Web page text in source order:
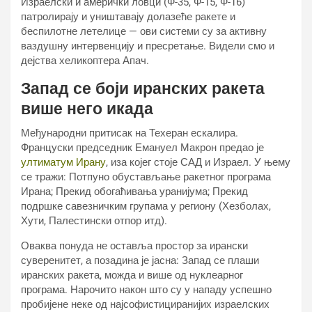
патролирају и уништавају долазеће ракете и
беспилотне летелице — ови системи су за активну
ваздушну интервенцију и пресретање. Видели смо и
дејства хеликоптера Апач.
Запад се боји иранских ракета
више него икада
Међународни притисак на Техеран ескалира.
Француски председник Емануел Макрон предао је
ултиматум Ирану, иза којег стоје САД и Израел. У њему
се тражи: Потпуно обустављање ракетног програма
Ирана; Прекид обогаћивања уранијума; Прекид
подршке савезничким групама у региону (Хезболах,
Хути, Палестински отпор итд).
Оваква понуда не оставља простор за ирански
суверенитет, а позадина је јасна: Запад се плаши
иранских ракета, можда и више од нуклеарног
програма. Нарочито након што су у нападу успешно
пробијене неке од најсофистициранијих израелских